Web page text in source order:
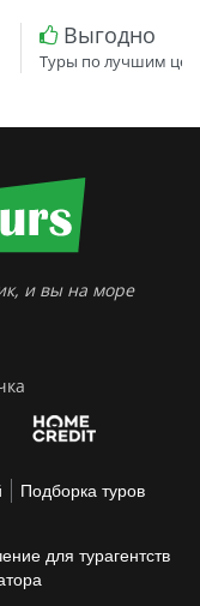
Выгодно
Туры по лучшим
и вы на море
Подборка туров
для турагентств